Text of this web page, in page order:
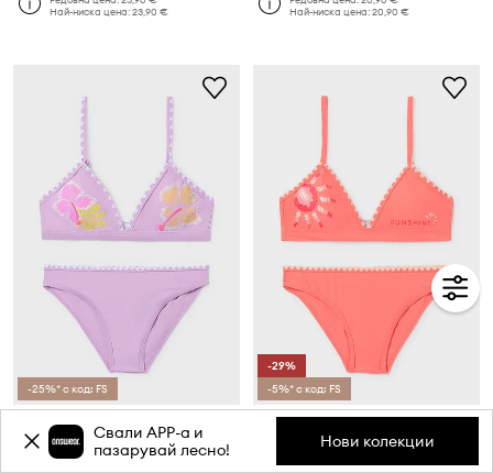
Най-ниска цена:23,90 €
Най-ниска цена:20,90 €
-25%* с код: FS
23,90 €
-29%
-5%* с код: FS
Детски бански от две части Mayoral
Редовна цена:23,90 €
Свали APP-a и
пазарувай лесно!
Нови колекции